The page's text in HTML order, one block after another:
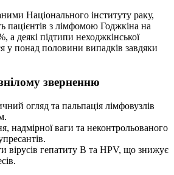
Національного інституту раку,
пацієнтів з лімфомою Годжкіна на
а деякі підтипи неходжкінської
у понад половини випадків завдяки
зверненню
огляд та пальпація лімфовузлів
надмірної ваги та неконтрольованого
вірусів гепатиту B та HPV, що знижує